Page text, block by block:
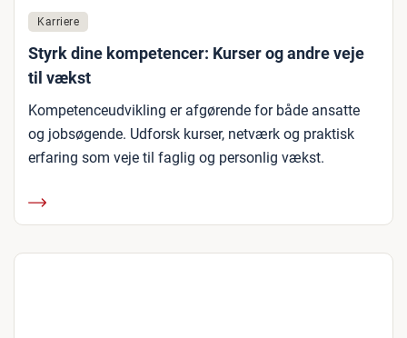
Karriere
Styrk dine kompetencer: Kurser og andre veje
til vækst
Kompetenceudvikling er afgørende for både ansatte
og jobsøgende. Udforsk kurser, netværk og praktisk
erfaring som veje til faglig og personlig vækst.